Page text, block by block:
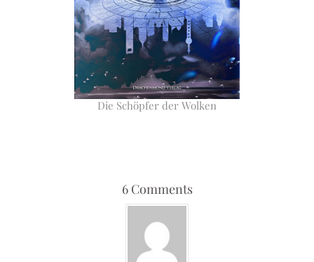
Die Schöpfer der Wolken
6 Comments